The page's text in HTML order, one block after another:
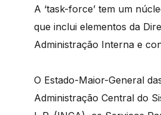
A ‘task-force’ tem um
que inclui elementos da
Administração Interna e
O Estado-Maior-General
Administração Central do